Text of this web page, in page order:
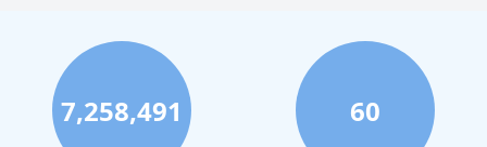
7,258,491 60